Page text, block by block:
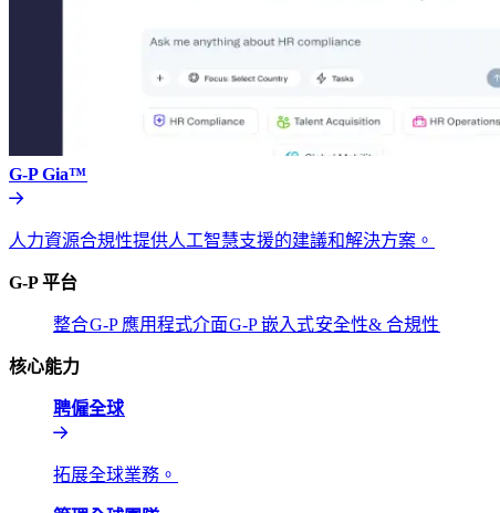
G-P Gia™​​
人力資源合規性提供人工智慧支援的建議和解決方案。​​
G-P 平台​​
整合​​G-P 應用程式介面​​G-P 嵌入式​​安全性& 合規性​​
核心能力​​
聘僱全球​​
拓展全球業務。​​